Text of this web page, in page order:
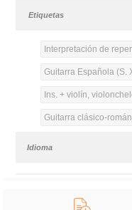
Etiquetas
Interpretación de
Guitarra Española (S.
Ins. + violín,
Guitarra clásico-
Idioma